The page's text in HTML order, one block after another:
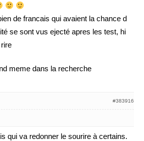
de francais qui avaient la chance d
se sont vus ejecté apres les test, hi
meme dans la recherche
#383916
qui va redonner le sourire à certains.